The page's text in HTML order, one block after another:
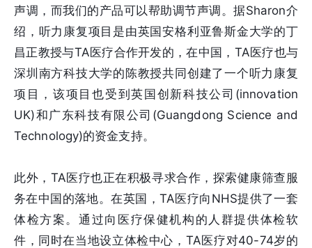
声调，而我们的产品可以帮助调节声调。据Sharon介
绍，听力康复项目是由英国安格利亚鲁斯金大学的丁
昌正教授与TA医疗合作开发的，在中国，TA医疗也与
深圳南方科技大学的陈教授共同创建了一个听力康复
项目，该项目也受到英国创新科技公司(innovation
UK)和广东科技有限公司(Guangdong Science and
Technology)的资金支持。
此外，TA医疗也正在积极寻求合作，探索健康筛查服
务在中国的落地。在英国，TA医疗向NHS提供了一套
体检方案。通过向医疗保健机构的人群提供体检软
件，同时在当地设立体检中心，TA医疗对40-74岁的